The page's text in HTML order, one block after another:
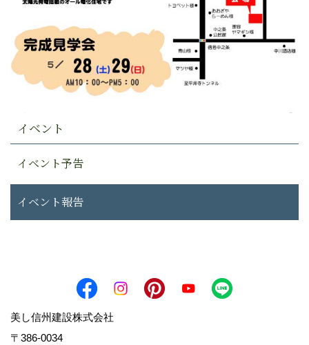
イベント
イベント予告
イベント報告
美し信州建設株式会社
〒386-0034